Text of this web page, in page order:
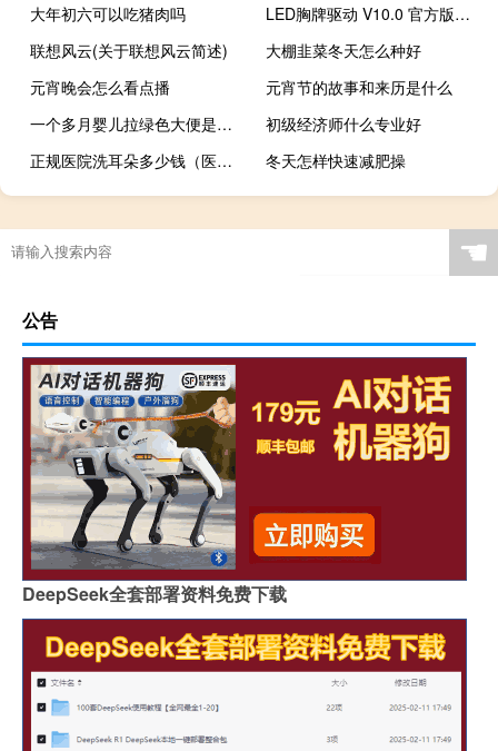
大年初六可以吃猪肉吗
LED胸牌驱动 V10.0 官方版（LED胸牌驱动 V10.0 官方版功能简介）
联想风云(关于联想风云简述)
大棚韭菜冬天怎么种好
元宵晚会怎么看点播
元宵节的故事和来历是什么
一个多月婴儿拉绿色大便是怎么回事（婴儿拉绿色大便是怎么回事）
初级经济师什么专业好
正规医院洗耳朵多少钱（医院洗耳朵多少钱）
冬天怎样快速减肥操
☚
公告
DeepSeek全套部署资料免费下载